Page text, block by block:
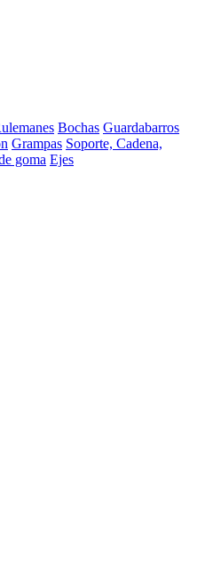
Bochas Guardabarros
Grampas Soporte, Cadena,
goma Ejes